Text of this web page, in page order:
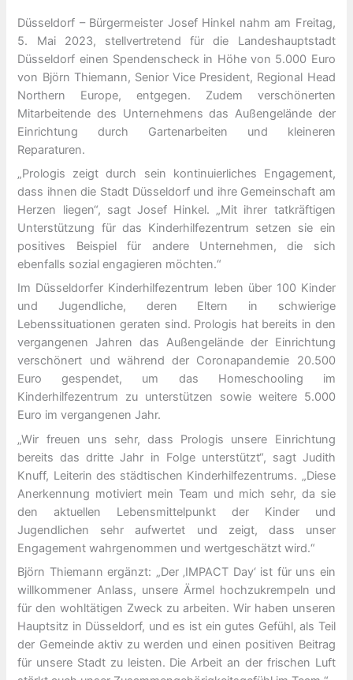
Düsseldorf – Bürgermeister Josef Hinkel nahm am Freitag,
5. Mai 2023, stellvertretend für die Landeshauptstadt
Düsseldorf einen Spendenscheck in Höhe von 5.000 Euro
von Björn Thiemann, Senior Vice President, Regional Head
Northern Europe, entgegen. Zudem verschönerten
Mitarbeitende des Unternehmens das Außengelände der
Einrichtung durch Gartenarbeiten und kleineren
Reparaturen.
„Prologis zeigt durch sein kontinuierliches Engagement,
dass ihnen die Stadt Düsseldorf und ihre Gemeinschaft am
Herzen liegen“, sagt Josef Hinkel. „Mit ihrer tatkräftigen
Unterstützung für das Kinderhilfezentrum setzen sie ein
positives Beispiel für andere Unternehmen, die sich
ebenfalls sozial engagieren möchten.“
Im Düsseldorfer Kinderhilfezentrum leben über 100 Kinder
und Jugendliche, deren Eltern in schwierige
Lebenssituationen geraten sind. Prologis hat bereits in den
vergangenen Jahren das Außengelände der Einrichtung
verschönert und während der Coronapandemie 20.500
Euro gespendet, um das Homeschooling im
Kinderhilfezentrum zu unterstützen sowie weitere 5.000
Euro im vergangenen Jahr.
„Wir freuen uns sehr, dass Prologis unsere Einrichtung
bereits das dritte Jahr in Folge unterstützt“, sagt Judith
Knuff, Leiterin des städtischen Kinderhilfezentrums. „Diese
Anerkennung motiviert mein Team und mich sehr, da sie
den aktuellen Lebensmittelpunkt der Kinder und
Jugendlichen sehr aufwertet und zeigt, dass unser
Engagement wahrgenommen und wertgeschätzt wird.“
Björn Thiemann ergänzt: „Der ‚IMPACT Day‘ ist für uns ein
willkommener Anlass, unsere Ärmel hochzukrempeln und
für den wohltätigen Zweck zu arbeiten. Wir haben unseren
Hauptsitz in Düsseldorf, und es ist ein gutes Gefühl, als Teil
der Gemeinde aktiv zu werden und einen positiven Beitrag
für unsere Stadt zu leisten. Die Arbeit an der frischen Luft